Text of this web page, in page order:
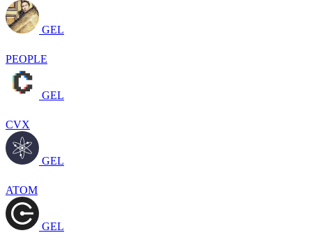
GEL
PEOPLE
GEL
CVX
GEL
ATOM
GEL